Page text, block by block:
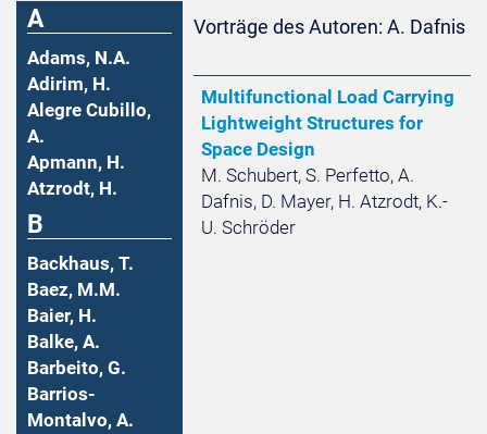
A
Adams, N.A.
Adirim, H.
Alegre Cubillo,
A.
Apmann, H.
Atzrodt, H.
B
Backhaus, T.
Baez, M.M.
Baier, H.
Balke, A.
Barbeito, G.
Barrios-
Montalvo, A.
Vorträge des Autoren: A. Dafnis
Multifunctional Load Carrying
Lightweight Structures for
Space Design
M. Schubert, S. Perfetto, A.
Dafnis, D. Mayer, H. Atzrodt, K.-
U. Schröder